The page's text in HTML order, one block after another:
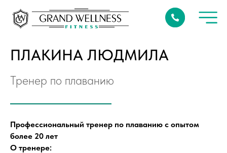
ПЛАКИНА ЛЮДМИЛА
Тренер по плаванию
Профессиональный тренер по плаванию с опытом
более 20 лет
О тренере: